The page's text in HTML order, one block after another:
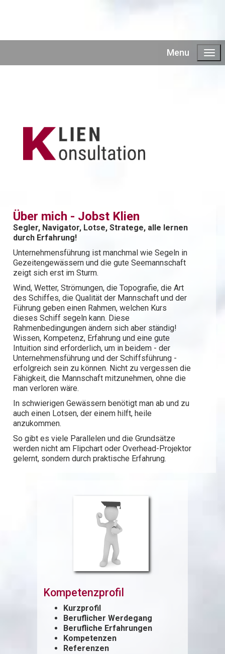
Menu
Über mich - Jobst Klien
Segler, Navigator, Lotse, Stratege, alle lernen
durch Erfahrung!
Unternehmensführung ist manchmal wie Segeln in
Gezeitengewässern und die gute Seemannschaft
zeigt sich erst im Sturm.
Wind, Wetter, Strömungen, die Topografie, die Art
des Schiffes, die Qualität der Mannschaft und der
Führung geben einen Rahmen, welchen Kurs
dieses Schiff segeln kann. Diese
Rahmenbedingungen ändern sich aber ständig!
Wissen, Kompetenz, Erfahrung und eine gute
Intuition sind erforderlich, um in beidem - der
Unternehmensführung und der Schiffsführung -
erfolgreich sein zu können. Nicht zu vergessen die
Fähigkeit, die Mannschaft mitzunehmen, ohne die
man verloren wäre.
In schwierigen Gewässern benötigt man ab und zu
auch einen Lotsen, der einem hilft, heile
anzukommen.
So gibt es viele Parallelen und die Grundsätze
werden nicht am Flipchart oder Overhead-Projektor
gelernt, sondern durch praktische Erfahrung.
Kompetenzprofil
Kurzprofil
Beruflicher Werdegang
Berufliche Erfahrungen
Kompetenzen
Referenzen